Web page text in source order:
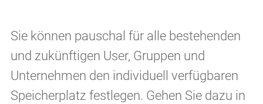
Sie können pauschal für alle bestehenden
und zukünftigen User, Gruppen und
Unternehmen den individuell verfügbaren
Speicherplatz festlegen. Gehen Sie dazu in